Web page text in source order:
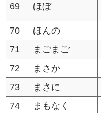
69 ほぼ
70
ほんの
71
まごまご
72
まさか
73
まさに
74
まもなく